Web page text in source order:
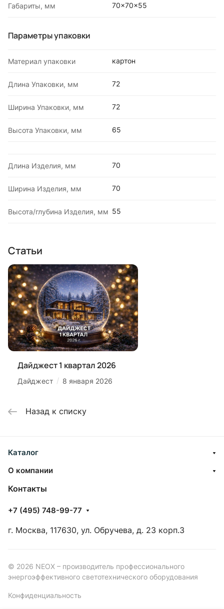
Габариты, мм 70x70x55
Параметры упаковки
Материал упаковки картон
Длина Упаковки, мм 72
Ширина Упаковки, мм 72
Высота Упаковки, мм 65
Длина Изделия, мм 70
Ширина Изделия, мм 70
Высота/глубина Изделия, мм 55
Статьи
Дайджест 1 квартал 2026
Дайджест / 8 января 2026
Назад к списку
Каталог
О компании
Контакты
+7 (495) 748-99-77
г. Москва, 117630, ул. Обручева, д. 23 корп.3
© 2026 NEOX – производитель профессионального
энергоэффективного светотехнического оборудования
Конфиденциальность